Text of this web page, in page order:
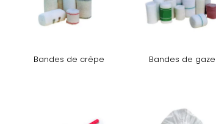
Bandes de crêpe Bandes de gaze